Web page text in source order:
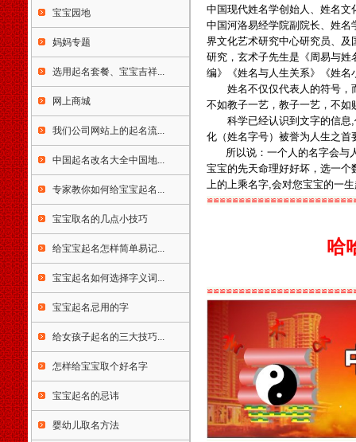
永川市合川市江津市南川市四
川省成都市彭州市邛崃市崇州
边县泸州市德阳市广汉市什邡
市绵竹市绵阳市江油市遂宁市
内江市乐山市夹南充市阆中市
眉山市青神县宜宾市广安市华
蓥市达州市万源市雅安市巴中
市资阳市简阳市西昌市马峨眉
山市都江堰市攀枝花市贵州省
怀市安顺市毕节市大方市兴义
市凯里市都匀市福泉市六盘水
市六枝特区万山特区云南省昆
明市安宁市富曲靖市宣威市玉
市临沧市个旧市开远市景洪市
楚雄市大理市潞西市瑞丽市西
藏自治区拉萨市陕西省西安市
铜川市宜君县宝鸡市咸阳市渭
南市韩城市华阴市延安市汉中
市榆林市安康市石商洛市甘肃
省兰州市金昌市白银市天水市
门市敦煌市庆阳市定西市陇南
市临夏市合作市夏河县嘉峪关
宝宝园地
妈妈专题
选用起名套餐、宝宝吉祥...
网上商城
我们公司网站上的起名流...
中国起名改名大全中国地...
专家教你如何给宝宝起名...
宝宝取名的几点小技巧
给宝宝起名怎样简单易记...
宝宝起名如何选择字义词...
宝宝起名忌用的字
给女孩子起名的三大技巧...
怎样给宝宝取个好名字
宝宝起名的忌讳
婴幼儿取名方法
中国现代姓名学创始人、姓名
中国河洛易经学院副院长、姓
界文化艺术研究中心研究员、
研究，玄术子先生是《周易与
编》《姓名与人生关系》《姓
姓名不仅仅代表人的符号，而
不如教子一艺，教子一艺，不
科学已经认识到文字的信息,
化（姓名字号）被誉为人生之
所以说：一个人的名字会与人
宝宝的先天命理好好坏，选一
上的上乘名字,会对您宝宝的一
哈